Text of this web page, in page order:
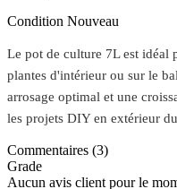
Condition Nouveau
Le pot de culture 7L est idéal
plantes d'intérieur ou sur le
arrosage optimal et une
les projets DIY en extérieur
Commentaires (3)
Grade
Aucun avis client pour le